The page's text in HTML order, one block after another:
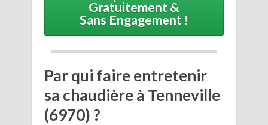
Gratuitement &
Sans Engagement !
Par qui faire entretenir
sa chaudière à Tenneville
(6970) ?